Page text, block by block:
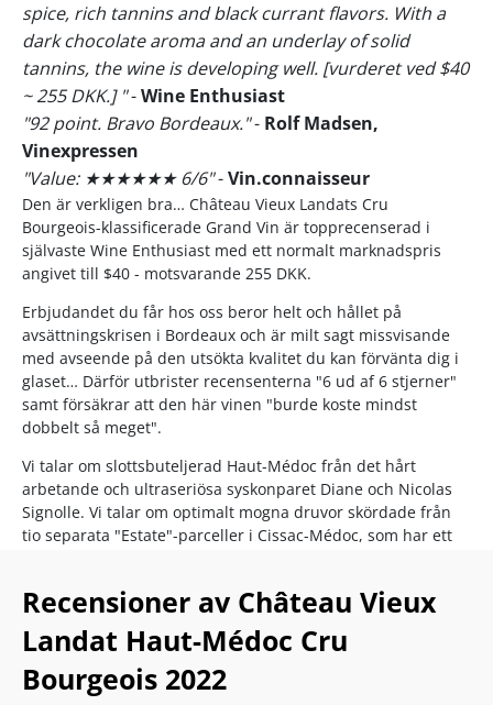
spice, rich tannins and black currant flavors. With a
dark chocolate aroma and an underlay of solid
tannins, the wine is developing well. [vurderet ved $40
~ 255 DKK.] "-Wine Enthusiast
"92 point. Bravo Bordeaux."- Rolf Madsen,
Vinexpressen
"Value: ★★★★★★ 6/6"-Vin.connaisseur
Den är verkligen bra… Château Vieux Landats Cru
Bourgeois-klassificerade Grand Vin är topprecenserad i
självaste Wine Enthusiast med ett normalt marknadspris
angivet till $40 - motsvarande 255 DKK.
Erbjudandet du får hos oss beror helt och hållet på
avsättningskrisen i Bordeaux och är milt sagt missvisande
med avseende på den utsökta kvalitet du kan förvänta dig i
glaset… Därför utbrister recensenterna "6 ud af 6 stjerner"
samt försäkrar att den här vinen "burde koste mindst
dobbelt så meget".
Vi talar om slottsbuteljerad Haut-Médoc från det hårt
arbetande och ultraseriösa syskonparet Diane och Nicolas
Signolle. Vi talar om optimalt mogna druvor skördade från
tio separata "Estate"-parceller i Cissac-Médoc, som har ett
Här har terroirens väldränerade vingårdar med grus, sand
och lera uppnått hållbar HVE 3-certifiering – som från och
med 2021 har utökats med en påbörjad omställning till
ekologisk odling.
Recensioner av Château Vieux
Landat Haut-Médoc Cru
Bourgeois 2022